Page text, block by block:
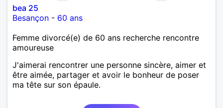
bea 25
Besançon - 60 ans
Femme divorcé(e) de 60 ans recherche rencontre
amoureuse
J'aimerai rencontrer une personne sincère, aimer et
être aimée, partager et avoir le bonheur de poser
ma tête sur son épaule.